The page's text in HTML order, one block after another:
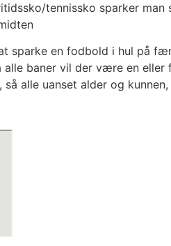
tennissko sparker
sparke en fodbold i hul på
alle baner vil der være en
så alle uanset alder og